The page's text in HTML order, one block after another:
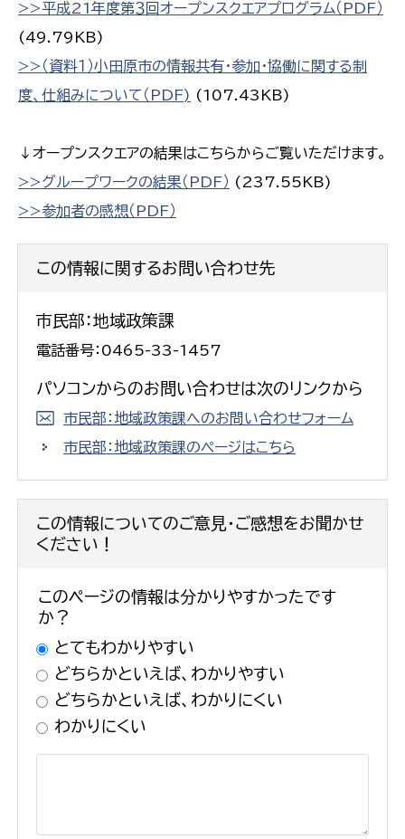
>>平成21年度第３回オープンスクエアプログラム（PDF）
(49.79KB)
>>（資料１）小田原市の情報共有・参加・協働に関する制
度、仕組みについて（PDF) (107.43KB)
↓オープンスクエアの結果はこちらからご覧いただけます。
>>グループワークの結果（PDF） (237.55KB)
>>参加者の感想（PDF）
この情報に関するお問い合わせ先
市民部：地域政策課
電話番号：0465-33-1457
パソコンからのお問い合わせは次のリンクから
市民部：地域政策課へのお問い合わせフォーム
市民部：地域政策課のページはこちら
この情報についてのご意見・ご感想をお聞かせ
ください！
このページの情報は分かりやすかったです
か？
とてもわかりやすい
どちらかといえば、わかりやすい
どちらかといえば、わかりにくい
わかりにくい